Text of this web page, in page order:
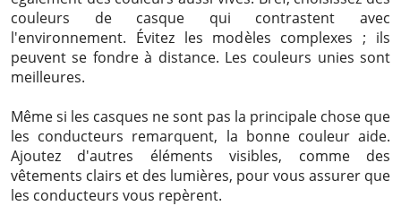
couleurs de casque qui contrastent avec
l'environnement. Évitez les modèles complexes ; ils
peuvent se fondre à distance. Les couleurs unies sont
meilleures.
Même si les casques ne sont pas la principale chose que
les conducteurs remarquent, la bonne couleur aide.
Ajoutez d'autres éléments visibles, comme des
vêtements clairs et des lumières, pour vous assurer que
les conducteurs vous repèrent.